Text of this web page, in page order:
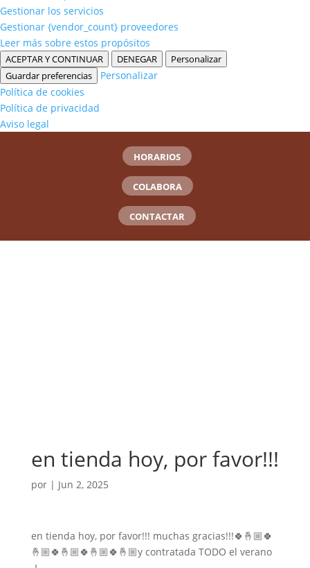
Gestionar los servicios
Gestionar {vendor_count} proveedores
Leer más sobre estos propósitos
ACEPTAR Y CONTINUAR DENEGAR
Personalizar
Guardar preferencias
Personalizar
Política de cookies
Política de privacidad
Aviso legal
HORARIOS
COLABORA
CONTACTAR
en tienda hoy, por favor!!!
por | Jun 2, 2025
en tienda hoy, por favor!!! muchas gracias!!!🍀🤞🏼🍀
🤞🏼🍀🤞🏼🍀🤞🏼🍀🤞🏼y contratada TODO el verano